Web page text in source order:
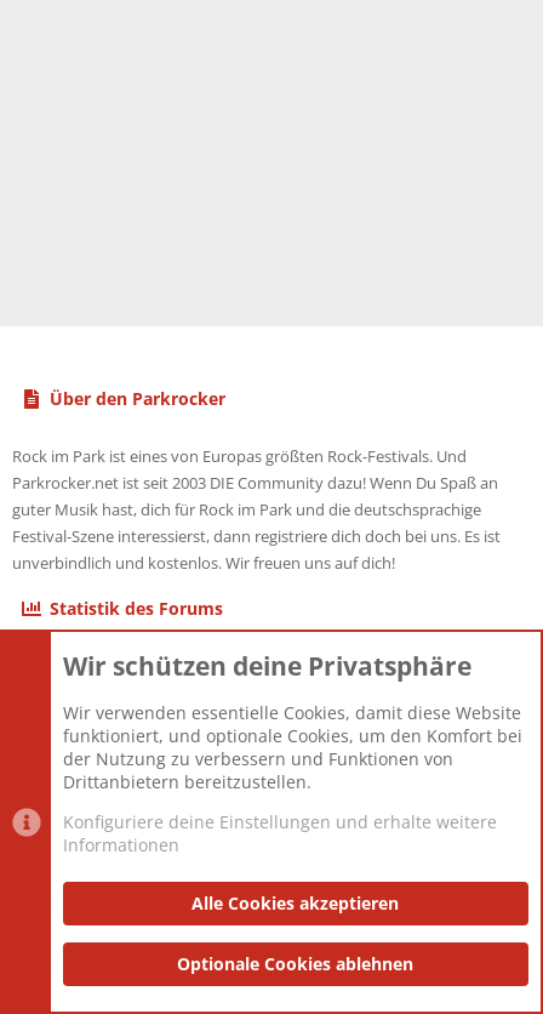
Über den Parkrocker
Rock im Park ist eines von Europas größten Rock-Festivals. Und
Parkrocker.net ist seit 2003 DIE Community dazu! Wenn Du Spaß an
guter Musik hast, dich für Rock im Park und die deutschsprachige
Festival-Szene interessierst, dann registriere dich doch bei uns. Es ist
unverbindlich und kostenlos. Wir freuen uns auf dich!
Statistik des Forums
Themen
Mitglieder
12.427
Neuestes Mitglied
Berlin
Datenschutzerklärung Impressum
Community platform by XenForo® © 2010-2025 XenForo Ltd.
and add-ons by ThemeHouse
Wir schützen deine Privatsphäre
Wir verwenden essentielle Cookies, damit diese Website
funktioniert, und optionale Cookies, um den Komfort bei
der Nutzung zu verbessern und Funktionen von
Drittanbietern bereitzustellen.
Konfiguriere deine Einstellungen und erhalte weitere
Informationen
Alle Cookies akzeptieren
Optionale Cookies ablehnen